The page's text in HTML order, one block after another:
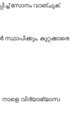
സോനം വാങ്ചുക്
സ്ഥാപിക്കും, കുറ്റക്കാരെ
വിദ്യാഭ്യാസ